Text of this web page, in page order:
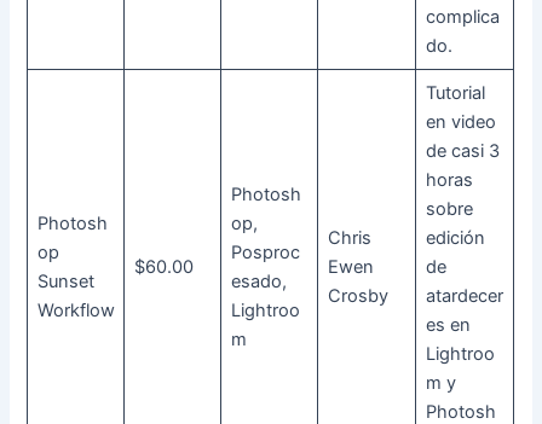
complica
do.
Photosh
op
Sunset
Workflow
$60.00
Photosh
op,
Posproc
esado,
Lightroo
m
Chris
Ewen
Crosby
Tutorial
en video
de casi 3
horas
sobre
edición
de
atardecer
es en
Lightroo
m y
Photosh